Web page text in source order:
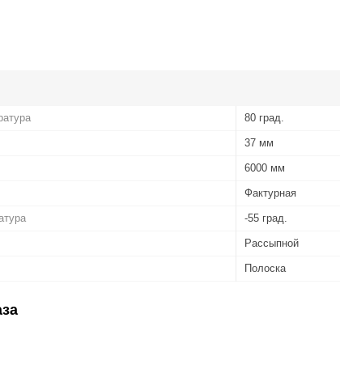
80 град.
37 мм
6000 мм
Фактурная
-55 град.
Рассыпной
Полоска